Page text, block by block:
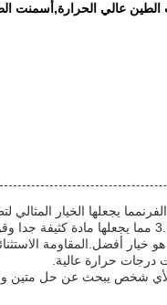
عالي الحرارة,أسمنت
يجعلها الخيار المثالي
أفضل.المقاومة
درجات حرارة عالية.
شخص يبحث عن حل متين